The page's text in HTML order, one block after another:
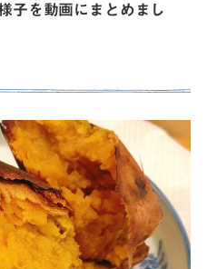
子を動画にまとめまし